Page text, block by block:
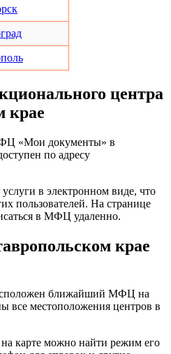
центра
крае
«Мои документы» в
по адресу
в электронном виде, что
пользователей. На странице
в МФЦ удаленно.
крае
ближайший МФЦ на
все местоположения центров в
карте можно найти режим его